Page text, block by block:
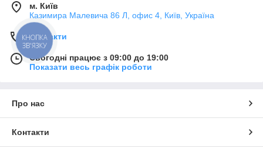
м. Київ
Казимира Малевича 86 Л, офис 4, Київ, Україна
Контакти
Сьогодні працює з 09:00 до 19:00
Показати весь графік роботи
Про нас
Контакти
КНОПКА
ЗВ'ЯЗКУ